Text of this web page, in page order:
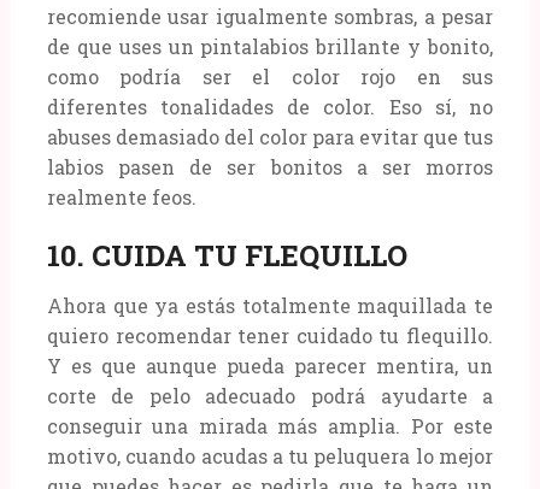
recomiende usar igualmente sombras, a pesar
de que uses un pintalabios brillante y bonito,
como podría ser el color rojo en sus
diferentes tonalidades de color. Eso sí, no
abuses demasiado del color para evitar que tus
labios pasen de ser bonitos a ser morros
realmente feos.
10. CUIDA TU FLEQUILLO
Ahora que ya estás totalmente maquillada te
quiero recomendar tener cuidado tu flequillo.
Y es que aunque pueda parecer mentira, un
corte de pelo adecuado podrá ayudarte a
conseguir una mirada más amplia. Por este
motivo, cuando acudas a tu peluquera lo mejor